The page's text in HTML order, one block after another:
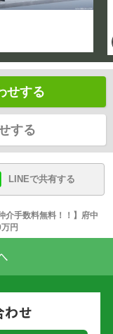
せする
する
LINEで共有する
仲介手数料無料！！】府中
円
せ